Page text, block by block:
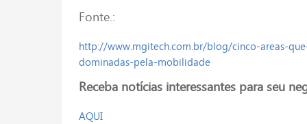
Fonte.:
http://www.mgitech.com.br/blog/cinco-areas-
dominadas-pela-mobilidade
Receba notícias interessantes para seu
AQUI